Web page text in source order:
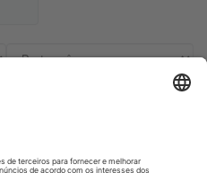
United Kingdom